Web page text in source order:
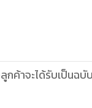
ค้าจะได้รับเป็นฉบั